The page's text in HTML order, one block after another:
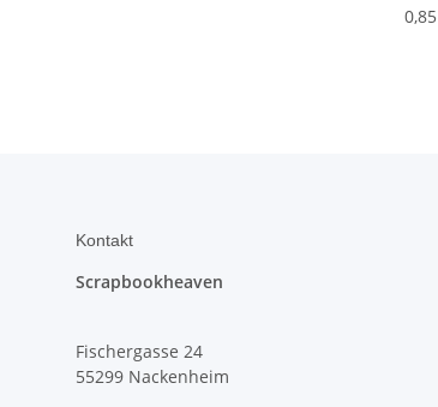
Kontakt
Scrapbookheaven
Fischergasse 24
55299 Nackenheim